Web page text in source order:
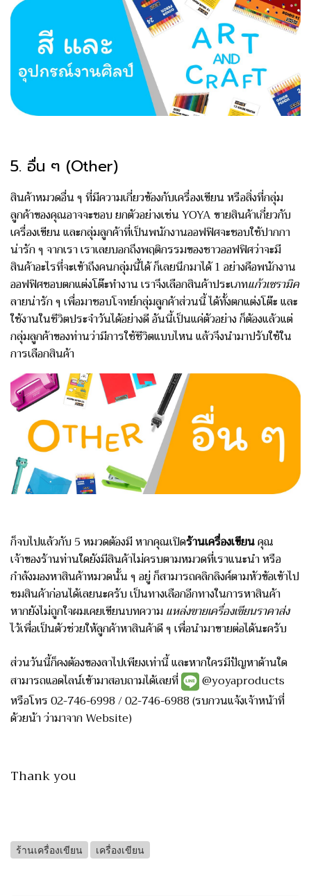
5. อื่น ๆ (Other)
สินค้าหมวดอื่น ๆ ที่มีความเกี่ยวข้องกับเครื่องเขียน หรือสิ่งที่กลุ่ม
ลูกค้าของคุณอาจจะชอบ ยกตัวอย่างเช่น YOYA ขายสินค้าเกี่ยวกับ
เครื่องเขียน และกลุ่มลูกค้าที่เป็นพนักงานออฟฟิศจะชอบใช้ปากกา
น่ารัก ๆ จากเรา เราเลยบอกถึงพฤติกรรมของชาวออฟฟิศว่าจะมี
สินค้าอะไรที่จะเข้าถึงคนกลุ่มนี้ได้ ก็เลยนึกมาได้ 1 อย่างคือพนักงาน
ออฟฟิศชอบตกแต่งโต๊ะทำงาน เราจึงเลือกสินค้าประเภทแก้วเซรามิค
ลายน่ารัก ๆ เพื่อมาชอบโจทย์กลุ่มลูกค้าส่วนนี้ ได้ทั้งตกแต่งโต๊ะ และ
ใช้งานในชีวิตประจำวันได้อย่างดี อันนี้เป็นแค่ตัวอย่าง ก็ต้องแล้วแต่
กลุ่มลูกค้าของท่านว่ามีการใช้ชีวิตแบบไหน แล้วจึงนำมาปรับใช้ใน
การเลือกสินค้า
ก็จบไปแล้วกับ 5 หมวดต้องมี หากคุณเปิดร้านเครื่องเขียนคุณ
เจ้าของร้านท่านใดยังมีสินค้าไม่ครบตามหมวดที่เราแนะนำ หรือ
กำลังมองหาสินค้าหมวดนั้น ๆ อยู่ ก็สามารถคลิกลิงค์ตามหัวข้อเข้าไป
ชมสินค้าก่อนได้เลยนะครับ เป็นทางเลือกอีกทางในการหาสินค้า
หากยังไม่ถูกใจผมเคยเขียนบทความแหล่งขายเครื่องเขียนราคาส่ง
ไว้เพื่อเป็นตัวช่วยให้ลูกค้าหาสินค้าดี ๆ เพื่อนำมาขายต่อได้นะครับ
ส่วนวันนี้ก็คงต้องของลาไปเพียงเท่านี้ และหากใครมีปัญหาด้านใด
สามารถแอดไลน์เข้ามาสอบถามได้เลยที่
@yoyaproducts
หรือโทร02-746-6998/02-746-6988(รบกวนแจ้งเจ้าหน้าที่
ด้วยน้า ว่ามาจาก Website)
Thank you
ร้านเครื่องเขียน เครื่องเขียน